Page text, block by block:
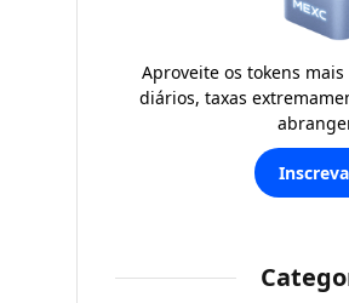
Aproveite os tokens
diários, taxas